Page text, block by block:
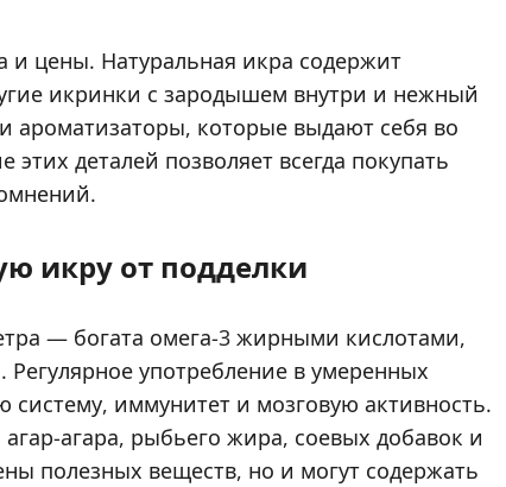
и цены. Натуральная икра содержит
икринки с зародышем внутри и нежный
которые выдают себя во
деталей позволяет всегда покупать
икру от подделки
— богата омега-3 жирными кислотами,
употребление в умеренных
систему, иммунитет и мозговую активность.
агара, рыбьего жира, соевых добавок и
полезных веществ, но и могут содержать